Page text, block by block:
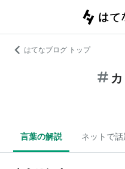
はてなブログ トップ
言葉の解説 ネットで話